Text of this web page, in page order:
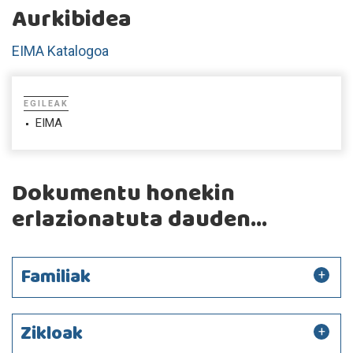
Aurkibidea
EIMA Katalogoa
EGILEAK
EIMA
Dokumentu honekin
erlazionatuta dauden...
Familiak
Zikloak